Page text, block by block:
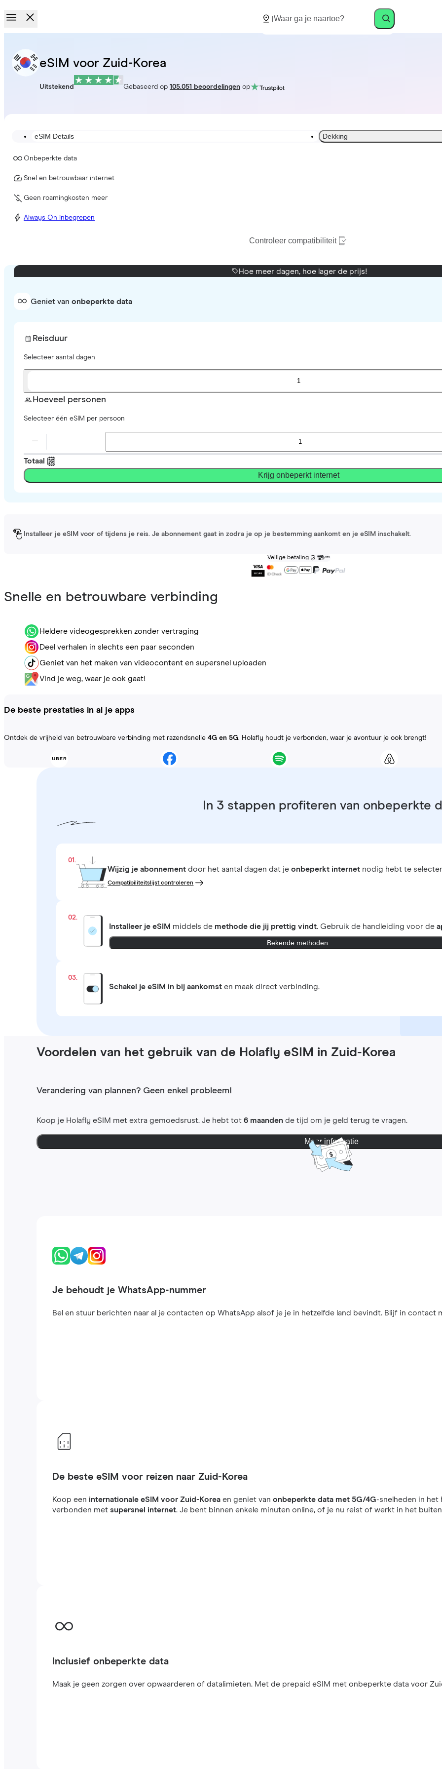
eSIM voor Zuid-Korea
Uitstekend Gebaseerd op 105.051 beoordelingen op
eSIM Details Dekking
Onbeperkte data
Snel en betrouwbaar internet
Geen roamingkosten meer
Always On inbegrepen
Controleer compatibiliteit
Hoe meer dagen, hoe lager de prijs!
Geniet van onbeperkte data
Reisduur
Selecteer aantal dagen
1
Hoeveel personen
Selecteer één eSIM per persoon
Totaal
Krijg onbeperkt internet
Installeer je eSIM voor of tijdens je reis. Je abonnement gaat in zodra je op je bestemming aankomt en je eSIM inschakelt.
Veilige betaling
Snelle en betrouwbare verbinding
Heldere videogesprekken zonder vertraging
Deel verhalen in slechts een paar seconden
Geniet van het maken van videocontent en supersnel uploaden
Vind je weg, waar je ook gaat!
De beste prestaties in al je apps
Ontdek de vrijheid van betrouwbare verbinding met razendsnelle 4G en 5G. Holafly houdt je verbonden, waar je avontuur je ook brengt!
In 3 stappen profiteren van onbeperkte
01.
Wijzig je abonnement door het aantal dagen dat jeonbeperkt internet nodig hebt te
Compatibiliteitslijst controleren
02.
Installeer je eSIM middels de methode die jij prettig vindt. Gebruik de handleiding voor de
Bekende methoden
03.
Schakel je eSIM in bij aankomst en maak direct verbinding.
Voordelen van het gebruik van de Holafly eSIM in Zuid-Korea
Verandering van plannen? Geen enkel probleem!
Koop je Holafly eSIM met extra gemoedsrust. Je hebt tot6 maanden de tijd om je geld terug te vragen.
Meer informatie
Je behoudt je WhatsApp-nummer
Bel en stuur berichten naar al je contacten op WhatsApp alsof je je in hetzelfde land bevindt. Blijf in contact
De beste eSIM voor reizen naar Zuid-Korea
Koop een internationale eSIM voor Zuid-Korea en geniet vanonbeperkte data met 5G/4G-snelheden in het
verbonden metsupersnel internet. Je bent binnen enkele minuten online, of je nu reist of werkt in het
Inclusief onbeperkte data
Maak je geen zorgen over opwaarderen of datalimieten. Met de prepaid eSIM met onbeperkte data voor